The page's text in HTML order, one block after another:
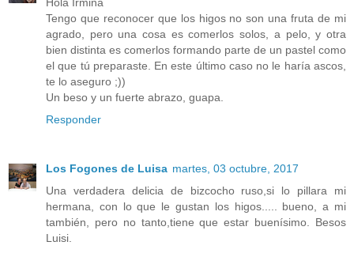
Tengo que reconocer que los higos no son una fruta de mi
agrado, pero una cosa es comerlos solos, a pelo, y otra
bien distinta es comerlos formando parte de un pastel como
el que tú preparaste. En este último caso no le haría ascos,
te lo aseguro ;))
Un beso y un fuerte abrazo, guapa.
Responder
Los Fogones de Luisa martes, 03 octubre, 2017
Una verdadera delicia de bizcocho ruso,si lo pillara mi
hermana, con lo que le gustan los higos..... bueno, a mi
también, pero no tanto,tiene que estar buenísimo. Besos
Luisi.